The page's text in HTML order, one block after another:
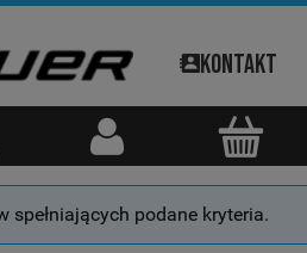
Kontakt
spełniających podane kryteria.